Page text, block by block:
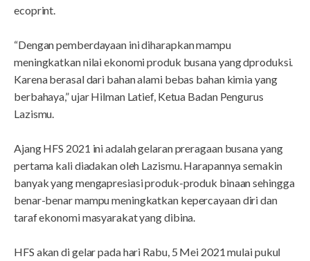
ecoprint.
“Dengan pemberdayaan ini diharapkan mampu
meningkatkan nilai ekonomi produk busana yang dproduksi.
Karena berasal dari bahan alami bebas bahan kimia yang
berbahaya,” ujar Hilman Latief, Ketua Badan Pengurus
Lazismu.
Ajang HFS 2021 ini adalah gelaran preragaan busana yang
pertama kali diadakan oleh Lazismu. Harapannya semakin
banyak yang mengapresiasi produk-produk binaan sehingga
benar-benar mampu meningkatkan kepercayaan diri dan
taraf ekonomi masyarakat yang dibina.
HFS akan di gelar pada hari Rabu, 5 Mei 2021 mulai pukul